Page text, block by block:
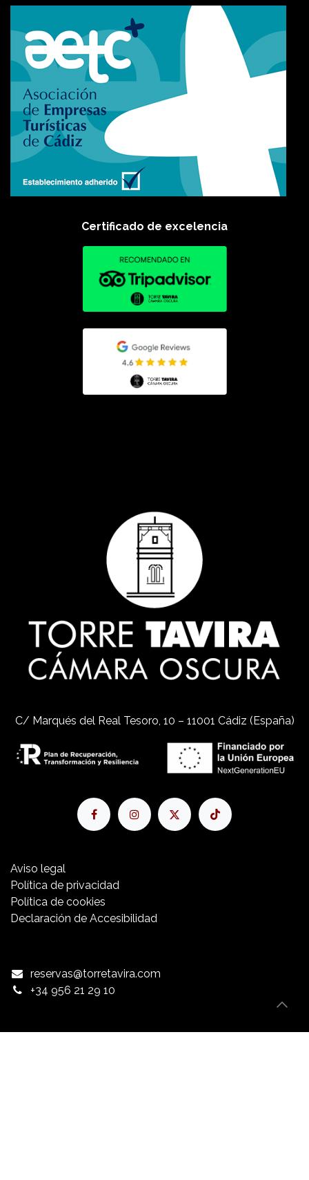
Certificado de excelencia
Aviso​ legal
Política de privacidad
Política de cookies
Declaración de Accesibilidad
C/ Marqués del Real Tesoro, 10 – 11001 Cádiz (España)
reservas@torretavira.com
+34 956 21 29 10